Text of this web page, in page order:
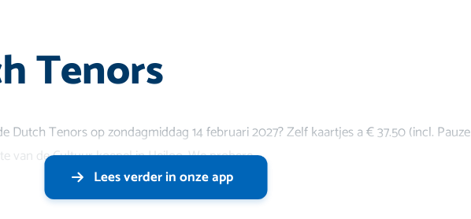
Tenors
Dutch Tenors op zondagmiddag 14 februari 2027? Zelf kaartjes a € 37.50 (incl. Pauze
van de Cultuur koepel in Heiloo. We probere
Lees verder in onze app